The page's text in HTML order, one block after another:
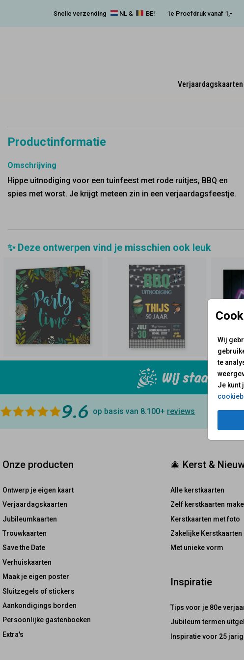
Snelle verzending NL & BE! 1e Proefdruk vanaf 1,-
Verjaardagskaarten
Wij
te
Je kunt
Productinformatie
Omschrijving
Hippe uitnodiging voor een tuinfeest met rode ruitjes, BBQ en
spies met worst. Je krijgt meteen zin in een verjaardagsfeestje.
✨ Deze ontwerpen vind je misschien ook leuk
Wij staan
9.6 op basis van 8.100+ reviews
Onze producten
Ontwerp je eigen kaart
Verjaardagskaarten
Jubileumkaarten
Trouwkaarten
Save the Date
Verhuiskaarten
Maak je eigen poster
Sluitzegels of stickers
Aankondigings borden
Persoonlijke gastenboeken
Extra's
🎄 Kerst &
Alle kerstkaarten
Zelf kerstkaarten
Kerstkaarten met foto
Zakelijke Kerstkaarten
Met unieke vorm
Inspiratie
Tips voor je 80e
Jubileum termen
Inspiratie voor 25